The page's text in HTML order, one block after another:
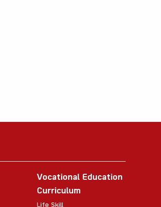
Vocational Education
Curriculum